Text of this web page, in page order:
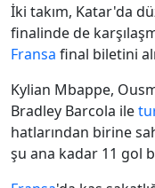
İki takım, Katar'da
finalinde de
Fransa final biletini
Kylian Mbappe,
Bradley Barcola ile
hatlarından birine
şu ana kadar 11 gol